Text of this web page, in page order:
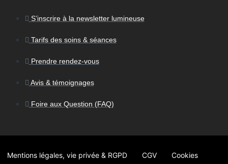
S’inscrire à la newsletter lumineuse
Tarifs des soins & séances
Prendre rendez-vous
Avis & témoignages
Foire aux Question (FAQ)
Mentions légales, vie privée & RGPD CGV Cookies